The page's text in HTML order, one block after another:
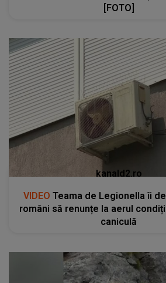
[FOTO]
kanald2.ro
VIDEO Teama de Legionella îi
români să renunțe la aerul
caniculă